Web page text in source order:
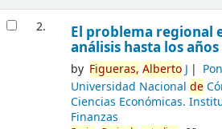
2. El problema regional
análisis hasta los años
by Figueras, AlbertoJ
Universidad Nacional de
Ciencias Económicas.
Finanzas